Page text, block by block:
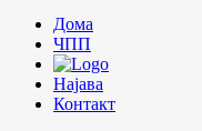
Дома
ЧПП
Најава
Контакт